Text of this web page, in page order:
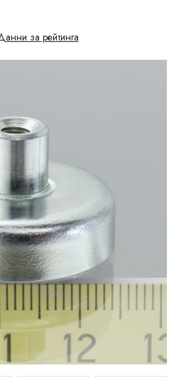
за рейтинга